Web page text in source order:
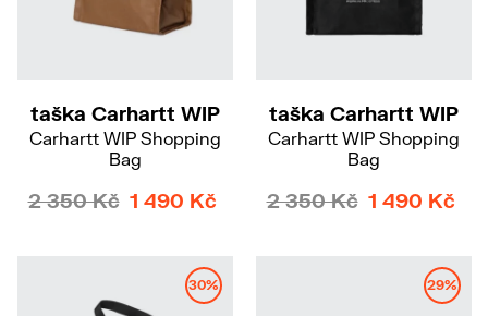
taška Carhartt WIP
Carhartt WIP Shopping
Bag
2 350 Kč 1 490 Kč
taška Carhartt WIP
Carhartt WIP Shopping
Bag
2 350 Kč 1 490 Kč
30% 29%